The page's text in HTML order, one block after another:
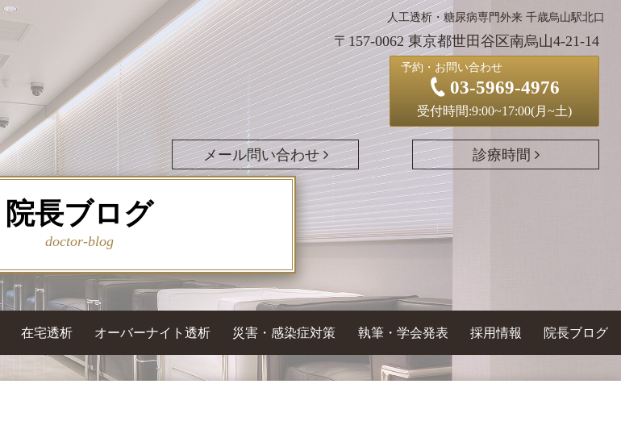
人工透析・糖尿病専門外来 千歳烏山駅北口
〒157-0062 東京都世田谷区南烏山4-21-14
予約・お問い合わせ
03-5969-4976
受付時間:9:00~17:00(月~土)
メール問い合わせ 診療時間
院長ブログ
doctor-blog
在宅透析 オーバーナイト透析 災害・感染症対策 執筆・学会発表 採用情報 院長ブログ